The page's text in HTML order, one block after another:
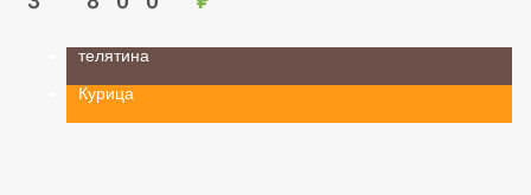
телятина
Курица